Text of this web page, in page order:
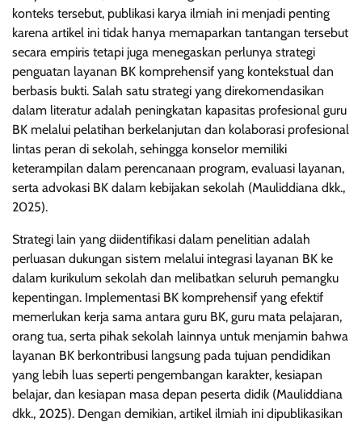
konteks tersebut, publikasi karya ilmiah ini menjadi penting
karena artikel ini tidak hanya memaparkan tantangan tersebut
secara empiris tetapi juga menegaskan perlunya strategi
penguatan layanan BK komprehensif yang kontekstual dan
berbasis bukti. Salah satu strategi yang direkomendasikan
dalam literatur adalah peningkatan kapasitas profesional guru
BK melalui pelatihan berkelanjutan dan kolaborasi profesional
lintas peran di sekolah, sehingga konselor memiliki
keterampilan dalam perencanaan program, evaluasi layanan,
serta advokasi BK dalam kebijakan sekolah (Mauliddiana dkk.,
2025).
Strategi lain yang diidentifikasi dalam penelitian adalah
perluasan dukungan sistem melalui integrasi layanan BK ke
dalam kurikulum sekolah dan melibatkan seluruh pemangku
kepentingan. Implementasi BK komprehensif yang efektif
memerlukan kerja sama antara guru BK, guru mata pelajaran,
orang tua, serta pihak sekolah lainnya untuk menjamin bahwa
layanan BK berkontribusi langsung pada tujuan pendidikan
yang lebih luas seperti pengembangan karakter, kesiapan
belajar, dan kesiapan masa depan peserta didik (Mauliddiana
dkk., 2025). Dengan demikian, artikel ilmiah ini dipublikasikan